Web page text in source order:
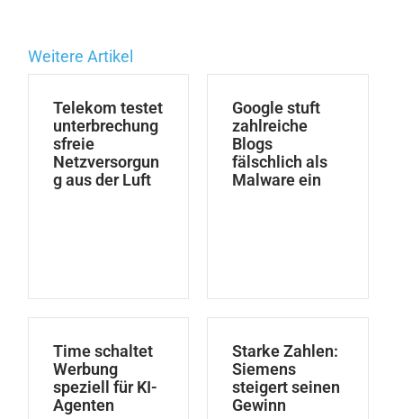
Weitere Artikel
Telekom testet
unterbrechung
sfreie
Netzversorgun
g aus der Luft
Google stuft
zahlreiche
Blogs
fälschlich als
Malware ein
Time schaltet
Werbung
speziell für KI-
Agenten
Starke Zahlen:
Siemens
steigert seinen
Gewinn